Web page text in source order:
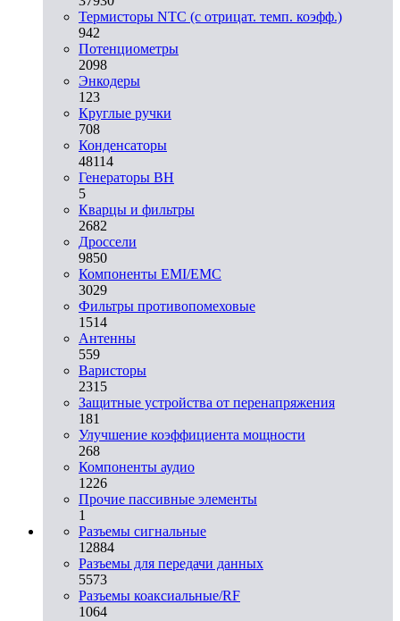
Термисторы NTC (с отрицат. темп. коэфф.)
942
Потенциометры
2098
Энкодеры
123
Круглые ручки
708
Конденсаторы
48114
Генераторы ВН
5
Кварцы и фильтры
2682
Дроссели
9850
Компоненты EMI/EMC
3029
Фильтры противопомеховые
1514
Антенны
559
Варисторы
2315
Защитные устройства от перенапряжения
181
Улучшение коэффициента мощности
268
Компоненты аудио
1226
Прочие пассивные элементы
1
Разъeмы сигнальные
12884
Разъeмы для передачи данных
5573
Разъeмы коаксиальные/RF
1064